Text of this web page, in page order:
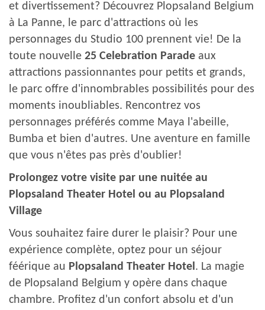
et divertissement? Découvrez Plopsaland Belgium
à La Panne, le parc d'attractions où les
personnages du Studio 100 prennent vie! De la
toute nouvelle 25 Celebration Parade aux
attractions passionnantes pour petits et grands,
le parc offre d'innombrables possibilités pour des
moments inoubliables. Rencontrez vos
personnages préférés comme Maya l'abeille,
Bumba et bien d'autres. Une aventure en famille
que vous n'êtes pas près d'oublier!
Prolongez votre visite par une nuitée au
Plopsaland Theater Hotel ou au Plopsaland
Village
Vous souhaitez faire durer le plaisir? Pour une
expérience complète, optez pour un séjour
féérique au Plopsaland Theater Hotel. La magie
de Plopsaland Belgium y opère dans chaque
chambre. Profitez d'un confort absolu et d'un